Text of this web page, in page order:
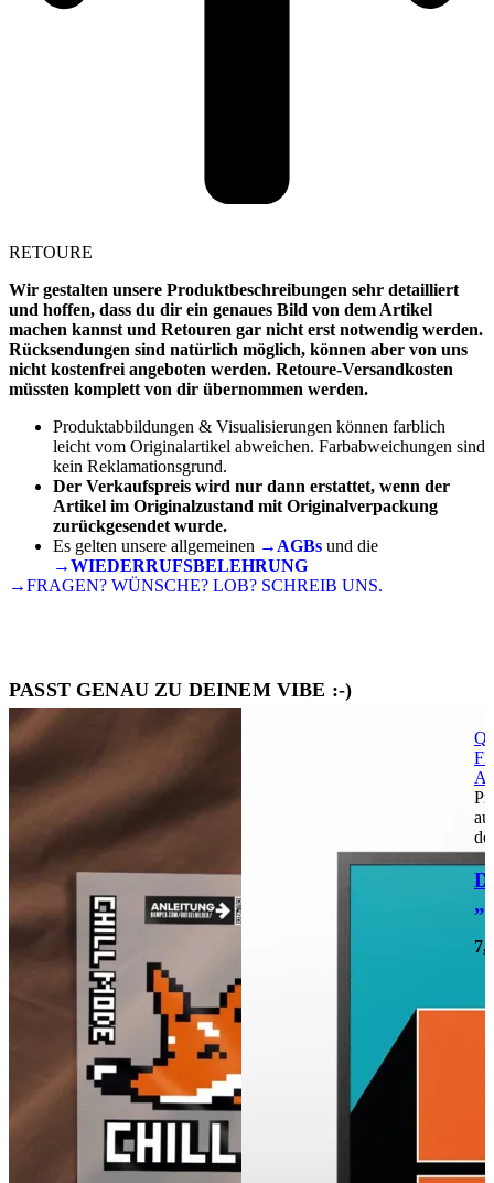
RETOURE
Wir gestalten unsere Produktbeschreibungen sehr detailliert
und hoffen, dass du dir ein genaues Bild von dem Artikel
machen kannst und Retouren gar nicht erst notwendig werden.
Rücksendungen sind natürlich möglich, können aber von uns
nicht kostenfrei angeboten werden. Retoure-Versandkosten
müssten komplett von dir übernommen werden.
Produktabbildungen & Visualisierungen können farblich
leicht vom Originalartikel abweichen. Farbabweichungen sind
kein Reklamationsgrund.
Der Verkaufspreis wird nur dann erstattet, wenn der
Artikel im Originalzustand mit Originalverpackung
zurückgesendet wurde.
Es gelten unsere allgemeinen →AGBs und die
→WIEDERRUFSBELEHRUNG
→FRAGEN? WÜNSCHE? LOB? SCHREIB UNS.
PASST GENAU ZU DEINEM VIBE :-)